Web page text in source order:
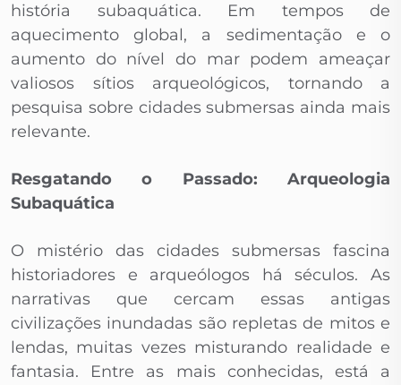
história subaquática. Em tempos de
aquecimento global, a sedimentação e o
aumento do nível do mar podem ameaçar
valiosos sítios arqueológicos, tornando a
pesquisa sobre cidades submersas ainda mais
relevante.
Resgatando o Passado: Arqueologia
Subaquática
O mistério das cidades submersas fascina
historiadores e arqueólogos há séculos. As
narrativas que cercam essas antigas
civilizações inundadas são repletas de mitos e
lendas, muitas vezes misturando realidade e
fantasia. Entre as mais conhecidas, está a